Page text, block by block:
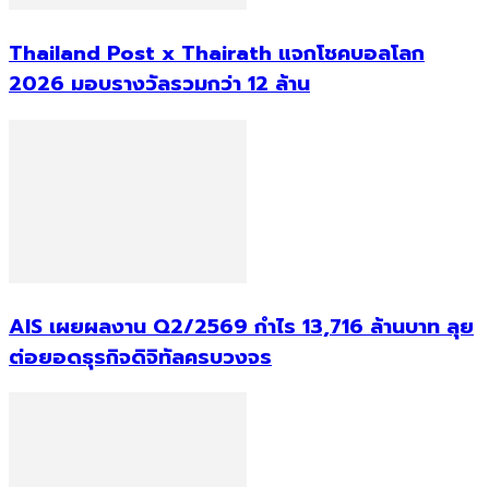
Thailand Post x Thairath แจกโชคบอลโลก
2026 มอบรางวัลรวมกว่า 12 ล้าน
AIS เผยผลงาน Q2/2569 กำไร 13,716 ล้านบาท ลุย
ต่อยอดธุรกิจดิจิทัลครบวงจร